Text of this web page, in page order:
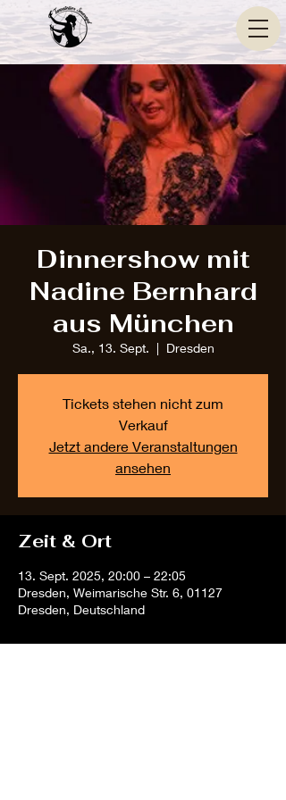
Dinnershow mit
Nadine Bernhard
aus München
Sa., 13. Sept.
  |
Dresden
Tickets stehen nicht zum
Verkauf
Jetzt andere Veranstaltungen
ansehen
Zeit & Ort
13. Sept. 2025, 20:00 – 22:05
Dresden, Weimarische Str. 6, 01127
Dresden, Deutschland